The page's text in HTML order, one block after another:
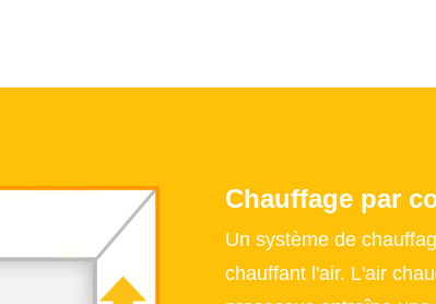
Chauffage par
Un système de
chauffant l'air. L'air